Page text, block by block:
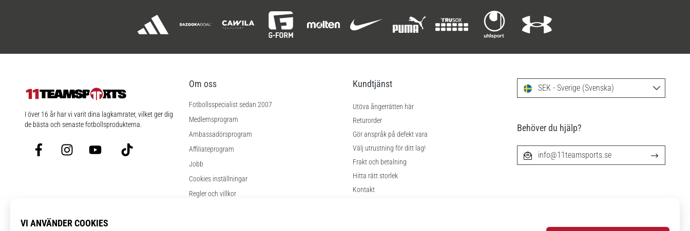
11teamsports.se
I över 16 år har vi varit dina lagkamrater, vilket ger dig
de bästa och senaste fotbollsprodukterna.
FacebookInstagramYouTubeTikTok
Om oss
Fotbollsspecialist sedan 2007
Medlemsprogram
Ambassadörsprogram
Affiliateprogram
Jobb
Cookies inställningar
Regler och villkor
Kundtjänst
Utöva ångerrätten här
Returorder
Gör anspråk på defekt vara
Välj utrustning för ditt lag!
Frakt och betalning
Hitta rätt storlek
Kontakt
SEK - Sverige (Svenska)
Behöver du hjälp?
info@11teamsports.se